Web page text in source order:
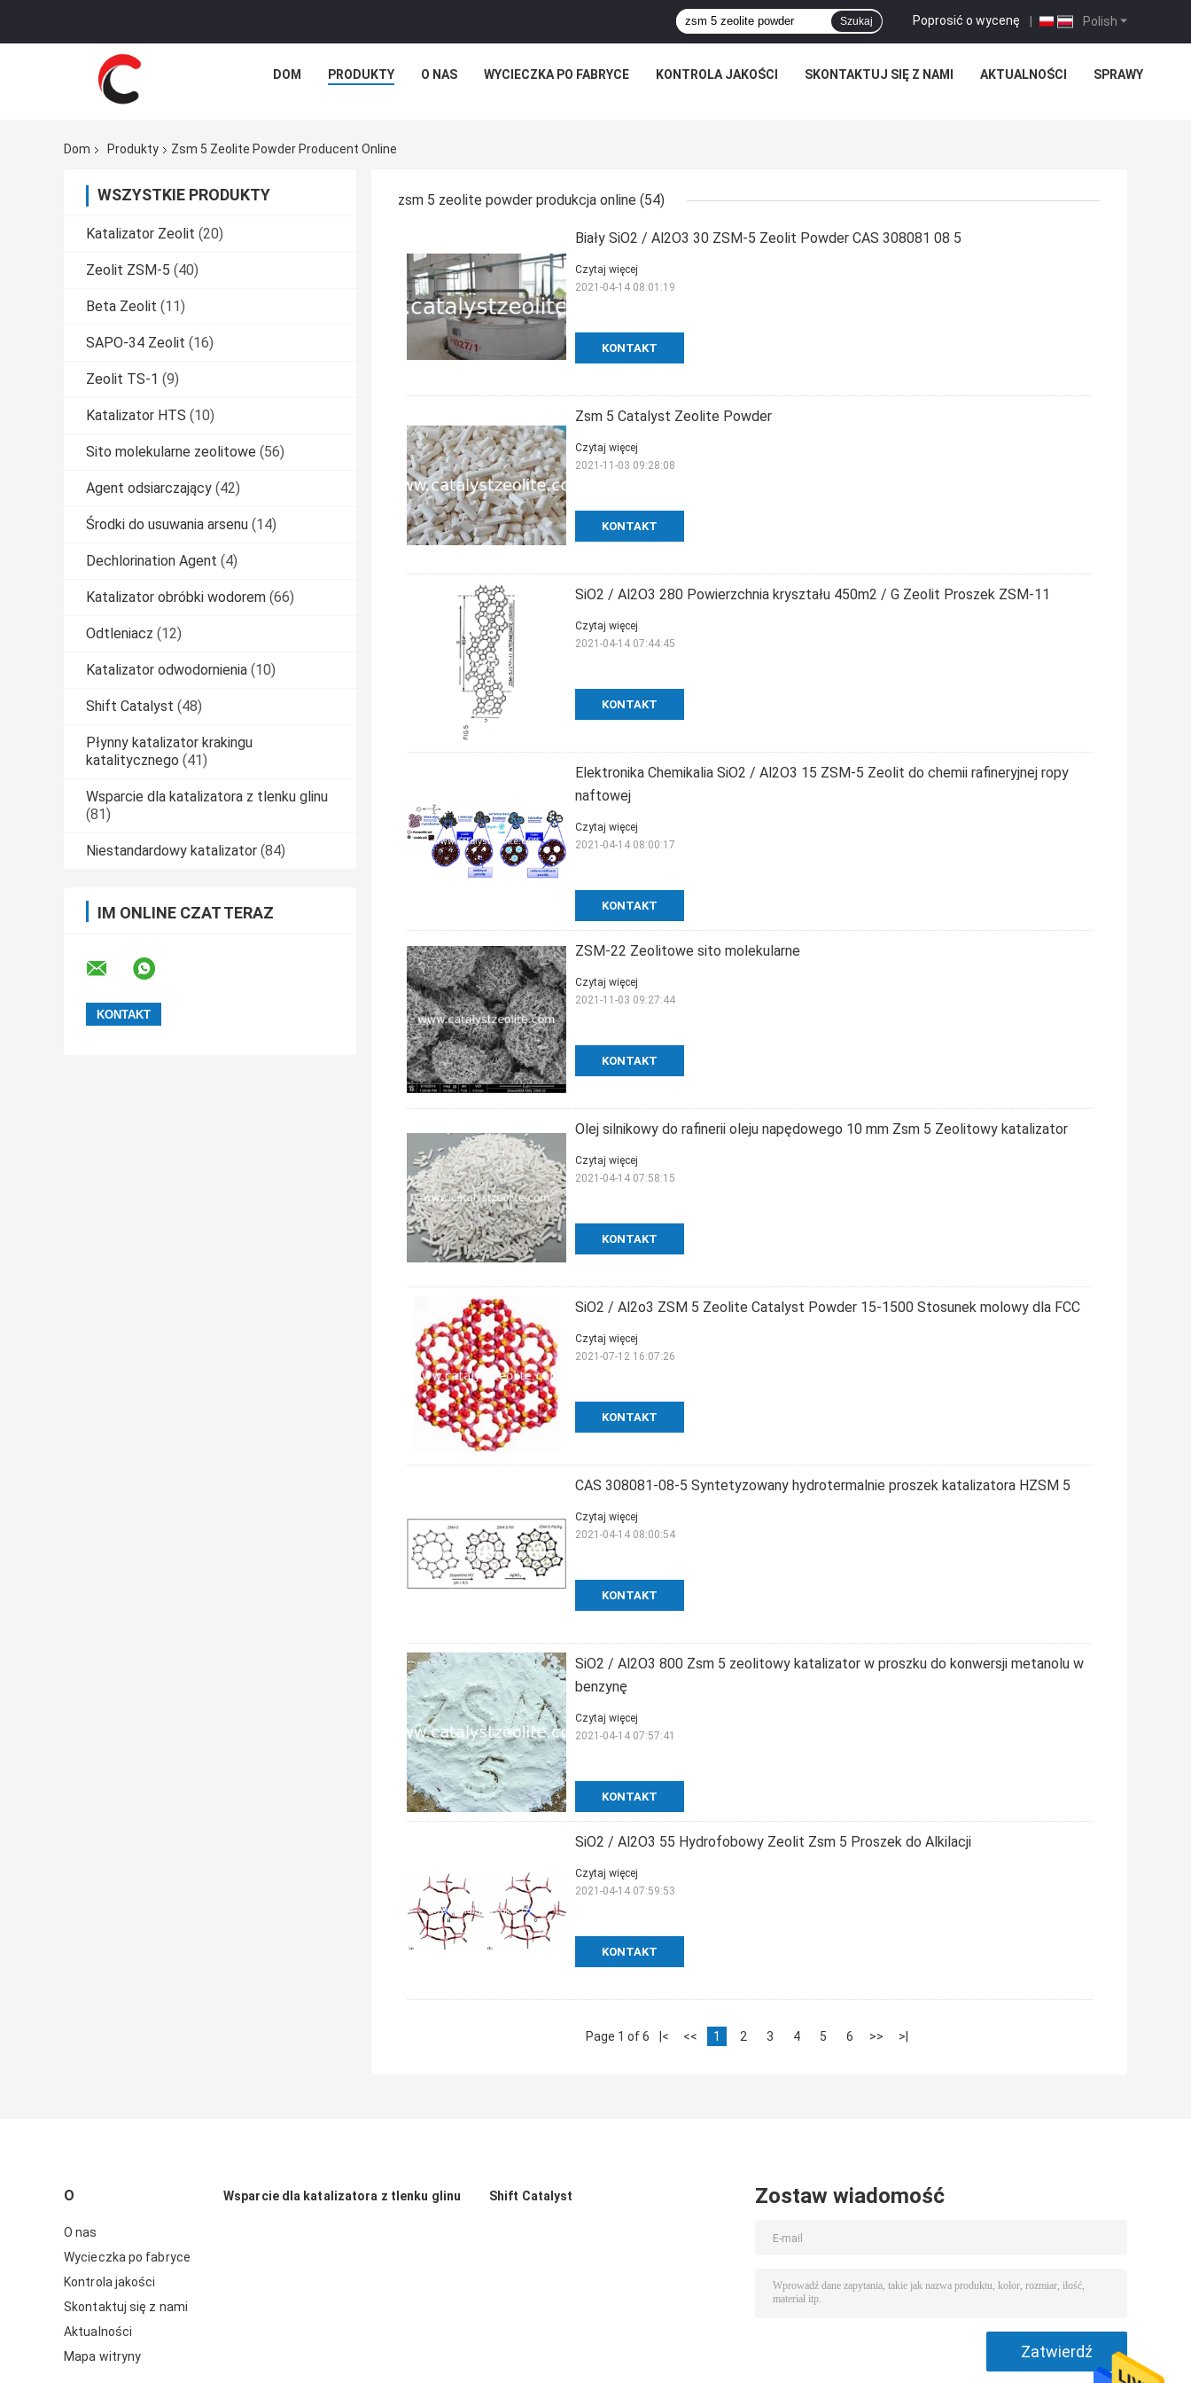
Polish
Poprosić o wycenę |
Szukaj
DOM PRODUKTY O NAS WYCIECZKA PO FABRYCE KONTROLA JAKOŚCI SKONTAKTUJ SIĘ Z NAMI AKTUALNOŚCI SPRAWY
Dom Produkty Zsm 5 Zeolite Powder Producent Online
WSZYSTKIE PRODUKTY
Katalizator Zeolit (20)
Zeolit ​​ZSM-5 (40)
Beta Zeolit (11)
SAPO-34 Zeolit (16)
Zeolit ​​TS-1 (9)
Katalizator HTS (10)
Sito molekularne zeolitowe (56)
Agent odsiarczający (42)
Środki do usuwania arsenu (14)
Dechlorination Agent (4)
Katalizator obróbki wodorem (66)
Odtleniacz (12)
Katalizator odwodornienia (10)
Shift Catalyst (48)
Płynny katalizator krakingu
katalitycznego (41)
Wsparcie dla katalizatora z tlenku glinu
(81)
Niestandardowy katalizator (84)
IM ONLINE CZAT TERAZ
zsm 5 zeolite powder produkcja online (54)
Biały SiO2 / Al2O3 30 ZSM-5 Zeolit ​​Powder CAS 308081 08 5
KONTAKT
Czytaj więcej
2021-04-14 08:01:19
Zsm 5 Catalyst Zeolite Powder
KONTAKT
Czytaj więcej
2021-11-03 09:28:08
SiO2 / Al2O3 280 Powierzchnia kryształu 450m2 / G Zeolit ​​Proszek ZSM-11
KONTAKT
Czytaj więcej
2021-04-14 07:44:45
Elektronika Chemikalia SiO2 / Al2O3 15 ZSM-5 Zeolit ​​do chemii rafineryjnej ropy
naftowej
KONTAKT
Czytaj więcej
2021-04-14 08:00:17
ZSM-22 Zeolitowe sito molekularne
KONTAKT
Czytaj więcej
2021-11-03 09:27:44
Olej silnikowy do rafinerii oleju napędowego 10 mm Zsm 5 Zeolitowy katalizator
KONTAKT
Czytaj więcej
2021-04-14 07:58:15
SiO2 / Al2o3 ZSM 5 Zeolite Catalyst Powder 15-1500 Stosunek molowy dla FCC
KONTAKT
Czytaj więcej
2021-07-12 16:07:26
CAS 308081-08-5 Syntetyzowany hydrotermalnie proszek katalizatora HZSM 5
KONTAKT
Czytaj więcej
2021-04-14 08:00:54
SiO2 / Al2O3 800 Zsm 5 zeolitowy katalizator w proszku do konwersji metanolu w
benzynę
KONTAKT
Czytaj więcej
2021-04-14 07:57:41
SiO2 / Al2O3 55 Hydrofobowy Zeolit ​​Zsm 5 Proszek do Alkilacji
KONTAKT
Czytaj więcej
2021-04-14 07:59:53
Page 1 of 6 |< << 1 2 3 4 5 6 >> >|
O
O nas
Wycieczka po fabryce
Kontrola jakości
Skontaktuj się z nami
Aktualności
Mapa witryny
Wsparcie dla katalizatora z tlenku glinu Shift Catalyst Zostaw wiadomość